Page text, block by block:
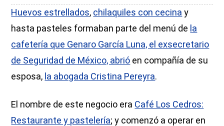
Huevos estrellados, chilaquiles con cecina y
hasta pasteles formaban parte del menú de la
cafetería que Genaro García Luna, el exsecretario
de Seguridad de México, abrió en compañía de su
esposa, la abogada Cristina Pereyra.
El nombre de este negocio era Café Los Cedros:
Restaurante y pastelería; y comenzó a operar en